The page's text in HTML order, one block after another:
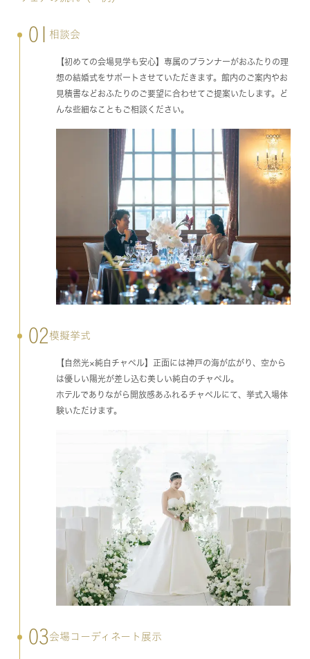
01 相談会
【初めての会場見学も安心】専属のプランナーがおふたりの理
想の結婚式をサポートさせていただきます。館内のご案内やお
見積書などおふたりのご要望に合わせてご提案いたします。ど
んな些細なこともご相談ください。
02模擬挙式
【自然光×純白チャペル】正面には神戸の海が広がり、空から
は優しい陽光が差し込む美しい純白のチャペル。
ホテルでありながら開放感あふれるチャペルにて、挙式入場体
験いただけます。
03会場コーディネート展示